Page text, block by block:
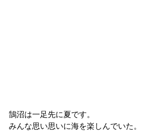
鵠沼は一足先に夏です。
みんな思い思いに海を楽しんでいた。